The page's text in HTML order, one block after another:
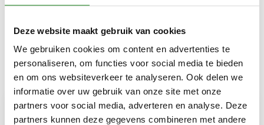
Deze website maakt gebruik van cookies
We gebruiken cookies om content en advertenties te
personaliseren, om functies voor social media te bieden
en om ons websiteverkeer te analyseren. Ook delen we
informatie over uw gebruik van onze site met onze
partners voor social media, adverteren en analyse. Deze
partners kunnen deze gegevens combineren met andere
Inhoud door